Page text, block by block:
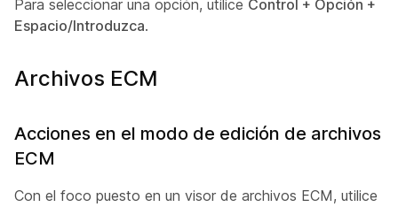
Para seleccionar una opción, utilice Control + Opción +
Espacio/Introduzca.
Archivos ECM
Acciones en el modo de edición de archivos
ECM
Con el foco puesto en un visor de archivos ECM, utilice